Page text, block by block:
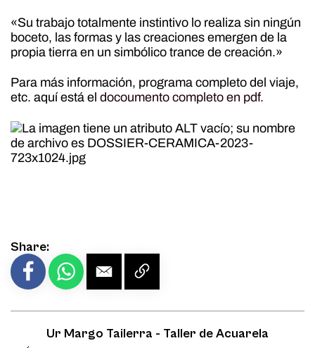
«Su trabajo totalmente instintivo lo realiza sin ningún
boceto, las formas y las creaciones emergen de la
propia tierra en un simbólico trance de creación.»
Para más información, programa completo del viaje,
etc. aquí está el docoumento completo en pdf.
Share:
Ur Margo Tailerra - Taller de Acuarela